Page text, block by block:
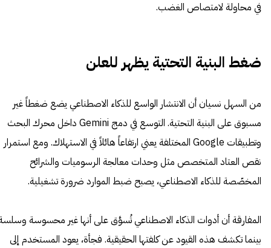
في محاولة لامتصاص الغضب.
ضغط البنية التحتية يظهر للعلن
من السهل نسيان أن الانتشار الواسع للذكاء الاصطناعي يضع ضغطاً غير
مسبوق على البنية التحتية. التوسع في دمج Gemini داخل محرك البحث
وتطبيقات Google المختلفة يعني ارتفاعاً هائلاً في الاستهلاك. ومع استمرار
نقص العتاد المتخصص مثل وحدات معالجة الرسوميات والشرائح
المخصّصة للذكاء الاصطناعي، يصبح ضبط الموارد ضرورة تشغيلية.
المفارقة أن أدوات الذكاء الاصطناعي تُسوَّق على أنها غير محسوسة
بينما تكشف هذه القيود عن كلفتها الحقيقية. فجأة، يعود المستخدم إلى